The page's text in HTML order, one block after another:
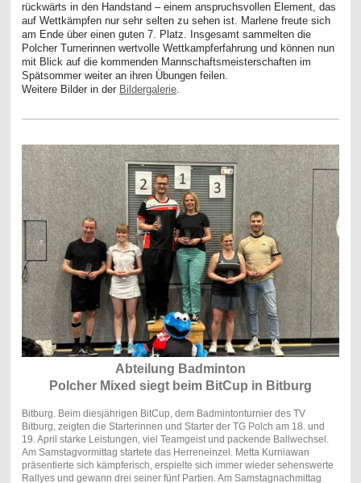
rückwärts in den Handstand – einem anspruchsvollen Element, das
auf Wettkämpfen nur sehr selten zu sehen ist. Marlene freute sich
am Ende über einen guten 7. Platz. Insgesamt sammelten die
Polcher Turnerinnen wertvolle Wettkampferfahrung und können nun
mit Blick auf die kommenden Mannschaftsmeisterschaften im
Spätsommer weiter an ihren Übungen feilen.
Weitere Bilder in der Bildergalerie.
Abteilung Badminton
Polcher Mixed siegt beim BitCup in Bitburg
Bitburg. Beim diesjährigen BitCup, dem Badmintonturnier des TV
Bitburg, zeigten die Starterinnen und Starter der TG Polch am 18. und
19. April starke Leistungen, viel Teamgeist und packende Ballwechsel.
Am Samstagvormittag startete das Herreneinzel. Metta Kurniawan
präsentierte sich kämpferisch, erspielte sich immer wieder sehenswerte
Rallyes und gewann drei seiner fünf Partien. Am Samstagnachmittag